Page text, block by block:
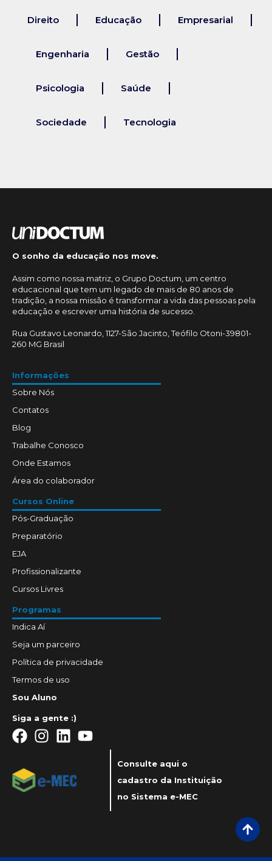
Direito Educação Empresarial
Engenharia Gestão
Psicologia Saúde
Sociedade Tecnologia
O sonho da educação nos move.
Assim como nossa matriz, o Grupo Doctum, um centro
educacional que tem um legado de mais de 80 anos de
tradição, a nossa missão é transformar a vida das pessoas pela
educação e escrever uma história de sucesso.
Rua Gustavo Leonardo, 1127-São Jacinto, Teófilo Otoni-39801-
260 MG Brasil
Informações
Sobre Nós
Contatos
Blog
Trabalhe Conosco
Onde Estamos
Área do colaborador
Cursos Online
Pós-Graduação
Preparatório
EJA
Profissionalizante
Cursos Livres
Programas
Indica Aí
Seja um parceiro
Política de privacidade
Termos de uso
Sou Aluno
Siga a gente :)
Consulte aqui o
cadastro da Instituição
no Sistema e-MEC